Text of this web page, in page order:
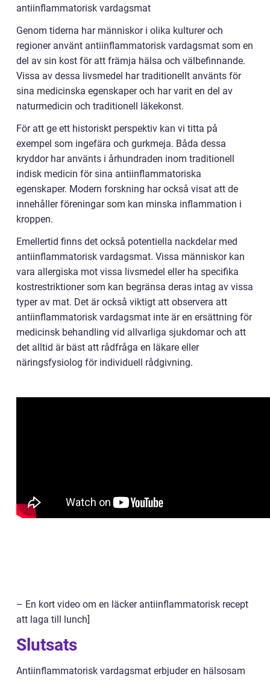
antiinflammatorisk vardagsmat
Genom tiderna har människor i olika kulturer och
regioner använt antiinflammatorisk vardagsmat som en
del av sin kost för att främja hälsa och välbefinnande.
Vissa av dessa livsmedel har traditionellt använts för
sina medicinska egenskaper och har varit en del av
naturmedicin och traditionell läkekonst.
För att ge ett historiskt perspektiv kan vi titta på
exempel som ingefära och gurkmeja. Båda dessa
kryddor har använts i århundraden inom traditionell
indisk medicin för sina antiinflammatoriska
egenskaper. Modern forskning har också visat att de
innehåller föreningar som kan minska inflammation i
kroppen.
Emellertid finns det också potentiella nackdelar med
antiinflammatorisk vardagsmat. Vissa människor kan
vara allergiska mot vissa livsmedel eller ha specifika
kostrestriktioner som kan begränsa deras intag av vissa
typer av mat. Det är också viktigt att observera att
antiinflammatorisk vardagsmat inte är en ersättning för
medicinsk behandling vid allvarliga sjukdomar och att
det alltid är bäst att rådfråga en läkare eller
näringsfysiolog för individuell rådgivning.
– En kort video om en läcker antiinflammatorisk recept
att laga till lunch]
Slutsats
Antiinflammatorisk vardagsmat erbjuder en hälsosam